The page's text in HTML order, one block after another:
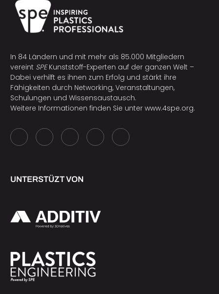
In 84 Ländern und mit mehr als 85.000 Mitgliedern
vereint SPEKunststoff-Experten auf der ganzen Welt –
Dabei verhilft es ihnen zum Erfolg und stärkt ihre
Fähigkeiten durch Networking, Veranstaltungen,
Schulungen und Wissensaustausch.
Weitere Informationen finden Sie unter www.4spe.org.
UNTERSTÜZT VON